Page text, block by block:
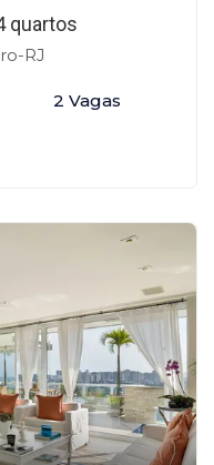
quartos
RJ
2 Vagas